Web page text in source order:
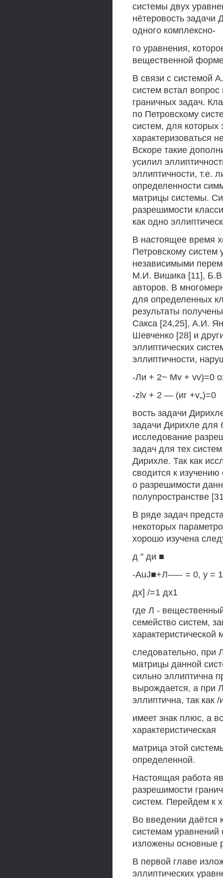
системы двух
нётеровость задачи
одного комплексно-
го уравнения,
вещественной
В связи с системой
систем встал
граничных задач.
по Петровскому
систем, для которых
характеризоваться
Вскоре такие
усилил
эллиптичности, т.е.
определенности
матрицы системы.
разрешимости
как одно
В настоящее время
Петровскому систем
независимыми
М.И. Вишика [11],
авторов. В
для определенных
результаты
Сакса [24,25], А.И.
Шевченко [28] и
эллиптических
эллиптичности,
-Ли + 2~ Mv + vv)=0
-zlv + 2 — (иг +v„)=0
вость задачи
задачи Дирихле для
исследование
задач для тех
Дирихле. Так как
сводится к
о разрешимости
полупространстве
В ряде задач
некоторых
хорошо изучена
д " ди ■
-AuJ■+Л-—- = 0, у =
дх] /=1 дх1
где Л -
семейство систем,
следовательно, при
матрицы данной
сильно эллиптична
вырождается, а при
эллиптична, так как /
имеет знак плюс, а
характеристическая
матрица этой
определенной.
Настоящая работа
разрешимости
систем. Перейдем к
Во введении даётся
системам уравнений
изложены основные
В первой главе
эллиптических